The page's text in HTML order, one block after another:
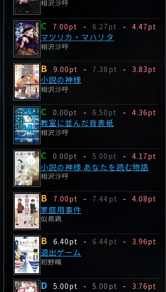
奏会のため
わなくては
のだが、幽
怯えた部員
来なくなっ
た。
に貼られた怪文書。
ト」など
こか切な
相沢沙呼
C 7.00pt - 6.27pt - 4.47pt
マツリカ・マハリタ
相沢沙呼
B 9.00pt - 7.38pt - 3.83pt
小説の神様
相沢沙呼
C 0.00pt - 6.50pt - 4.36pt
教室に並んだ背表紙
相沢沙呼
C 0.00pt - 5.00pt - 4.17pt
小説の神様 あなたを読む物語
相沢沙呼
B 7.00pt - 7.44pt - 4.08pt
家庭用事件
似鳥鶏
B 6.40pt - 6.44pt - 3.96pt
退出ゲーム
初野晴
D 5.00pt - 5.00pt - 3.76pt